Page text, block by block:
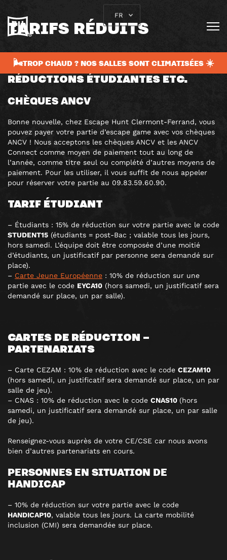
FR
🌬️TROP CHAUD ? NOS SALLES SONT CLIMATISÉES ☀️
TARIFS RÉDUITS
NOMBREUX PARTENAIRES : ANCV, CE,
CARTES DE RÉDUCTION,
RÉDUCTIONS ÉTUDIANTES ETC.
CHÈQUES ANCV
Bonne nouvelle, chez Escape Hunt Clermont-Ferrand, vous
pouvez payer votre partie d’escape game avec vos chèques
ANCV ! Nous acceptons les chèques ANCV et les ANCV
Connect comme moyen de paiement tout au long de
l’année, comme titre seul ou complété d’autres moyens de
paiement. Pour les utiliser, il vous suffit de nous appeler
pour réserver votre partie au 09.83.59.60.90.
TARIF ÉTUDIANT
– Étudiants : 15% de réduction sur votre partie avec le code
STUDENT15 (étudiants = post-Bac ; valable tous les jours,
hors samedi. L’équipe doit être composée d’une moitié
d’étudiants, un justificatif par personne sera demandé sur
place).
– Carte Jeune Européenne : 10% de réduction sur une
partie avec le code EYCA10 (hors samedi, un justificatif sera
demandé sur place, un par salle).
CARTES DE RÉDUCTION –
PARTENARIATS
– Carte CEZAM : 10% de réduction avec le code CEZAM10
(hors samedi, un justificatif sera demandé sur place, un par
salle de jeu).
– CNAS : 10% de réduction avec le code CNAS10 (hors
samedi, un justificatif sera demandé sur place, un par salle
de jeu).
Renseignez-vous auprès de votre CE/CSE car nous avons
bien d’autres partenariats en cours.
PERSONNES EN SITUATION DE
HANDICAP
– 10% de réduction sur votre partie avec le code
HANDICAP10, valable tous les jours. La carte mobilité
inclusion (CMI) sera demandée sur place.